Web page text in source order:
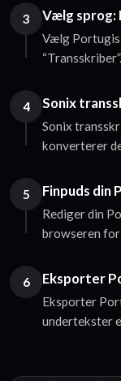
3 Vælg sprog:
Vælg
“Transskriber”.
4 Sonix
Sonix
konverterer
5 Finpuds din
Rediger din
browseren
6 Eksporter
Eksporter
undertekster